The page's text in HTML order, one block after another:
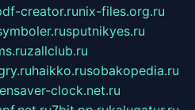
creator.runix-files.org.ru
sputnikyes.ru
zallclub.ru
haikko.rusobakopedia.ru
clock.net.ru